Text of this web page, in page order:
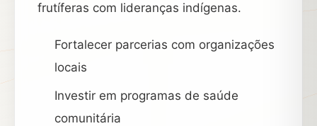
frutíferas com lideranças indígenas.
Fortalecer parcerias com organizações
locais
Investir em programas de saúde
comunitária